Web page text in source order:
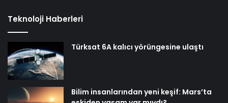
Teknoloji Haberleri
Türksat 6A kalıcı yörüngesine ulaştı
Bilim insanlarından yeni keşif: Mars’ta